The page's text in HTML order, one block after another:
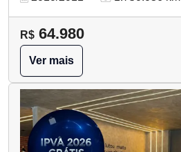
R$ 64.980
Ver mais